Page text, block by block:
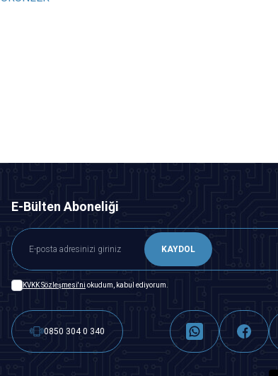
E-Bülten Aboneliği
KAYDOL
KVKK Sözleşmesi'ni okudum, kabul ediyorum.
0850 304 0 340